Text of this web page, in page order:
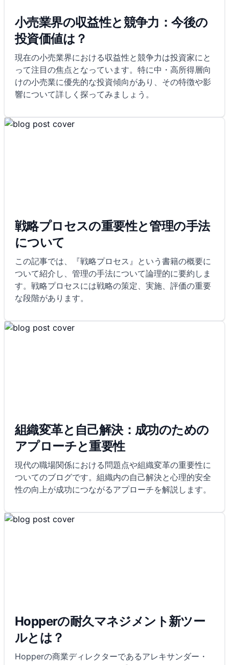
小売業界の収益性と競争力：今後の
投資価値は？
現在の小売業界における収益性と競争力は投資家にと
って注目の焦点となっています。特に中・高所得層向
けの小売業に優先的な投資傾向があり、その特徴や影
響について詳しく探ってみましょう。
戦略プロセスの重要性と管理の手法
について
この記事では、『戦略プロセス』という書籍の概要に
ついて紹介し、管理の手法について論理的に要約しま
す。戦略プロセスには戦略の策定、実施、評価の重要
な段階があります。
組織変革と自己解決：成功のための
アプローチと重要性
現代の職場関係における問題点や組織変革の重要性に
ついてのブログです。組織内の自己解決と心理的安全
性の向上が成功につながるアプローチを解説します。
Hopperの耐久マネジメント新ツー
ルとは？
Hopperの商業ディレクターであるアレキサンダー・